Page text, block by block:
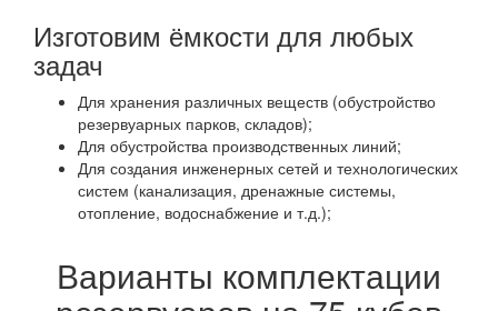
Изготовим ёмкости для любых
задач
Для хранения различных веществ (обустройство
резервуарных парков, складов);
Для обустройства производственных линий;
Для создания инженерных сетей и технологических
систем (канализация, дренажные системы,
отопление, водоснабжение и т.д.);
Варианты комплектации